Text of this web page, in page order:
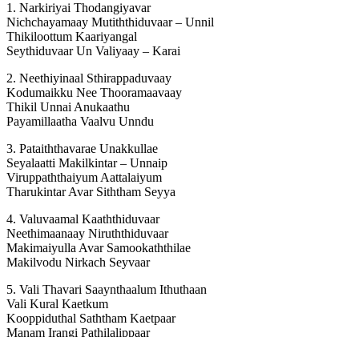
1. Narkiriyai Thodangiyavar
Nichchayamaay Mutiththiduvaar – Unnil
Thikiloottum Kaariyangal
Seythiduvaar Un Valiyaay – Karai
2. Neethiyinaal Sthirappaduvaay
Kodumaikku Nee Thooramaavaay
Thikil Unnai Anukaathu
Payamillaatha Vaalvu Unndu
3. Pataiththavarae Unakkullae
Seyalaatti Makilkintar – Unnaip
Viruppaththaiyum Aattalaiyum
Tharukintar Avar Siththam Seyya
4. Valuvaamal Kaaththiduvaar
Neethimaanaay Niruththiduvaar
Makimaiyulla Avar Samookaththilae
Makilvodu Nirkach Seyvaar
5. Vali Thavari Saaynthaalum Ithuthaan
Vali Kural Kaetkum
Kooppiduthal Saththam Kaetpaar
Manam Irangi Pathilalippaar